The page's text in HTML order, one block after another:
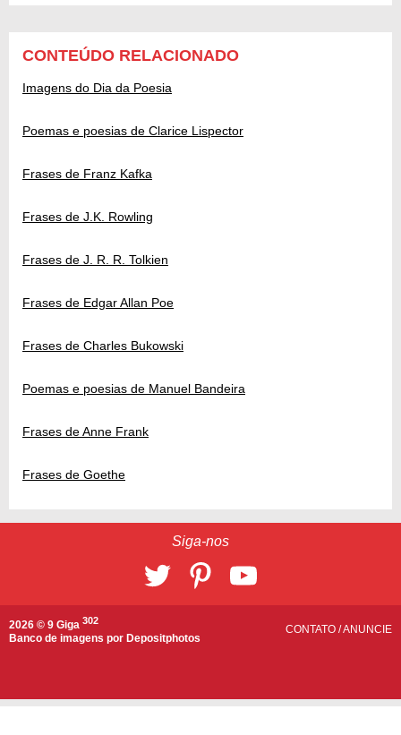
CONTEÚDO RELACIONADO
Imagens do Dia da Poesia
Poemas e poesias de Clarice Lispector
Frases de Franz Kafka
Frases de J.K. Rowling
Frases de J. R. R. Tolkien
Frases de Edgar Allan Poe
Frases de Charles Bukowski
Poemas e poesias de Manuel Bandeira
Frases de Anne Frank
Frases de Goethe
Siga-nos
2026 © 9 Giga 302
Banco de imagens por Depositphotos
CONTATO /ANUNCIE